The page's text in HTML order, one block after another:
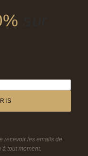
recevoir les emails de
tout moment.